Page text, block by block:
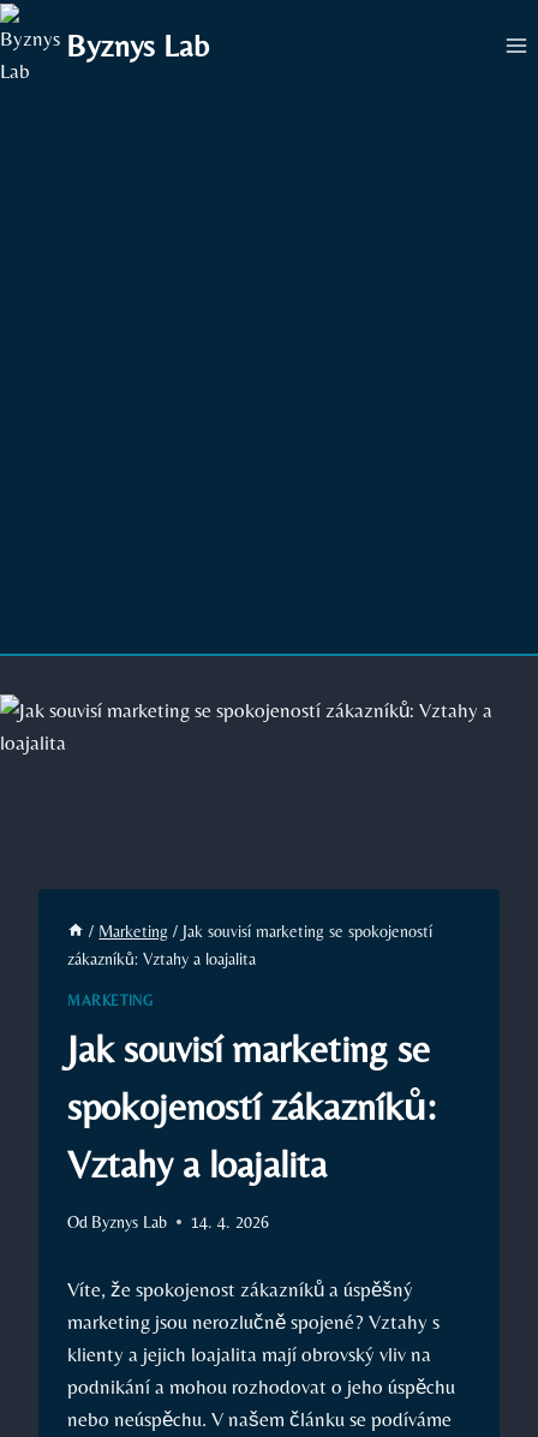
Přeskočit
na
obsah
Byznys Lab
/ Marketing / Jak souvisí marketing se spokojeností
zákazníků: Vztahy a loajalita
MARKETING
Jak souvisí marketing se
spokojeností zákazníků:
Vztahy a loajalita
Od Byznys Lab 14. 4. 2026
Víte, že spokojenost zákazníků a úspěšný
marketing jsou nerozlučně spojené? Vztahy s
klienty a jejich loajalita mají obrovský vliv na
podnikání a mohou rozhodovat o jeho úspěchu
nebo neúspěchu. V našem článku se podíváme